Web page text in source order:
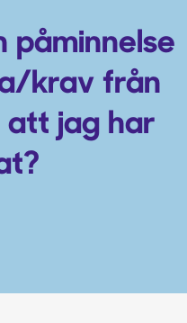
krav från
att jag har